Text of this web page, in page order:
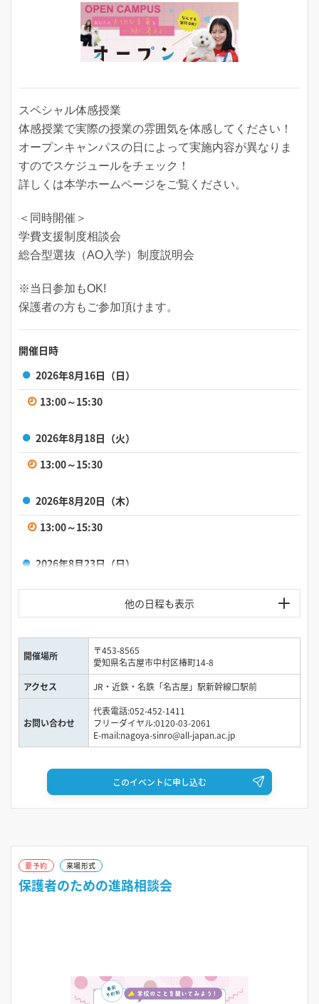
スペシャル体感授業
体感授業で実際の授業の雰囲気を体感してください！
オープンキャンパスの日によって実施内容が異なりま
すのでスケジュールをチェック！
詳しくは本学ホームページをご覧ください。
＜同時開催＞
学費支援制度相談会
総合型選抜（AO入学）制度説明会
※当日参加もOK!
保護者の方もご参加頂けます。
開催日時
2026年8月16日（日）
13:00～15:30
2026年8月18日（火）
13:00～15:30
2026年8月20日（木）
13:00～15:30
2026年8月23日（日）
13:00～15:30
13:00～15:30
2026年8月27日（木）
13:00～15:30
2026年8月30日（日）
13:00～15:30
2026年9月13日（日）
開催場所
〒453-8565
愛知県名古屋市中村区椿町14-8
アクセス
JR・近鉄・名鉄「名古屋」駅新幹線口駅前
お問い合わせ
代表電話:052-452-1411
フリーダイヤル:0120-03-2061
E-mail:nagoya-sinro@all-japan.ac.jp
このイベントに申し込む
要予約 来場形式
保護者のための進路相談会